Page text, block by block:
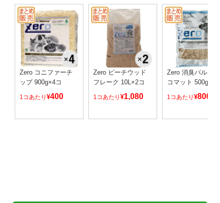
Zero コニファーチ
ップ 900g×4コ
1コあたり¥400
Zero ビーチウッド
フレーク 10L×2コ
1コあたり¥1,080
Zero 消臭パルプエ
コマット 500g×2
1コあたり¥800